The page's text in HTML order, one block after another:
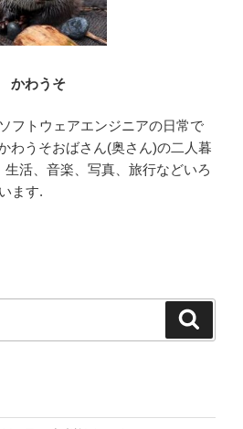
かわうそ
フトウェアエンジニアの日常で
うそおばさん(奥さん)の二人暮
生活、音楽、写真、旅行などいろ
ます.